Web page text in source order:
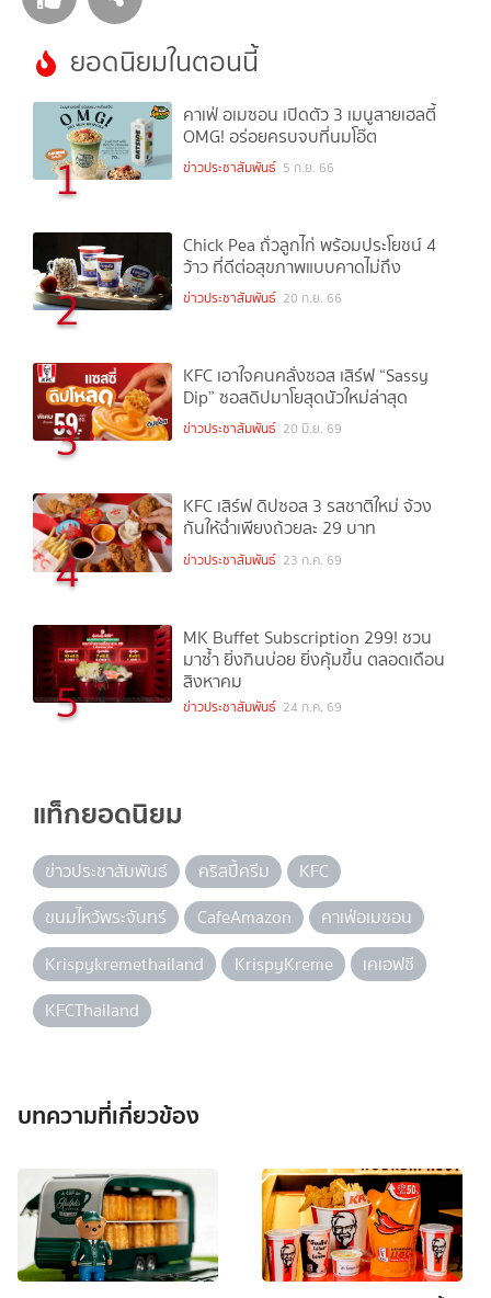
ยอดนิยมในตอนนี้
1
คาเฟ่ อเมซอน เปิดตัว 3 เมนูสายเฮลตี้
OMG! อร่อยครบจบที่นมโอ๊ต
ข่าวประชาสัมพันธ์ 5 ก.ย. 66
2
Chick Pea ถั่วลูกไก่ พร้อมประโยชน์ 4
ว้าว ที่ดีต่อสุขภาพแบบคาดไม่ถึง
ข่าวประชาสัมพันธ์ 20 ก.ย. 66
3
KFC เอาใจคนคลั่งซอส เสิร์ฟ “Sassy
Dip” ซอสดิปมาโยสุดนัวใหม่ล่าสุด
ข่าวประชาสัมพันธ์ 20 มิ.ย. 69
4
KFC เสิร์ฟ ดิปซอส 3 รสชาติใหม่ จ้วง
กันให้ฉ่ำเพียงถ้วยละ 29 บาท
ข่าวประชาสัมพันธ์ 23 ก.ค. 69
5
MK Buffet Subscription 299! ชวน
มาซ้ำ ยิ่งกินบ่อย ยิ่งคุ้มขึ้น ตลอดเดือน
สิงหาคม
ข่าวประชาสัมพันธ์ 24 ก.ค. 69
แท็กยอดนิยม
ข่าวประชาสัมพันธ์ คริสปี้ครีม
KFC
ขนมไหว้พระจันทร์
CafeAmazon
คาเฟ่อเมซอน
Krispykremethailand
KrispyKreme
เคเอฟซี
KFCThailand
บทความที่เกี่ยวข้อง